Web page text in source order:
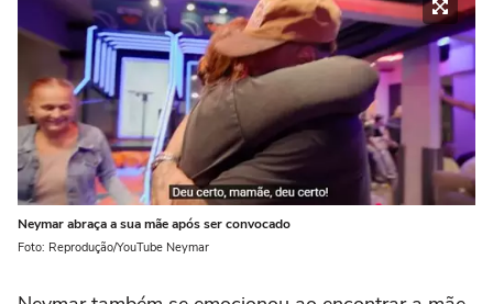
Neymar abraça a sua mãe após ser convocado
Foto: Reprodução/YouTube Neymar